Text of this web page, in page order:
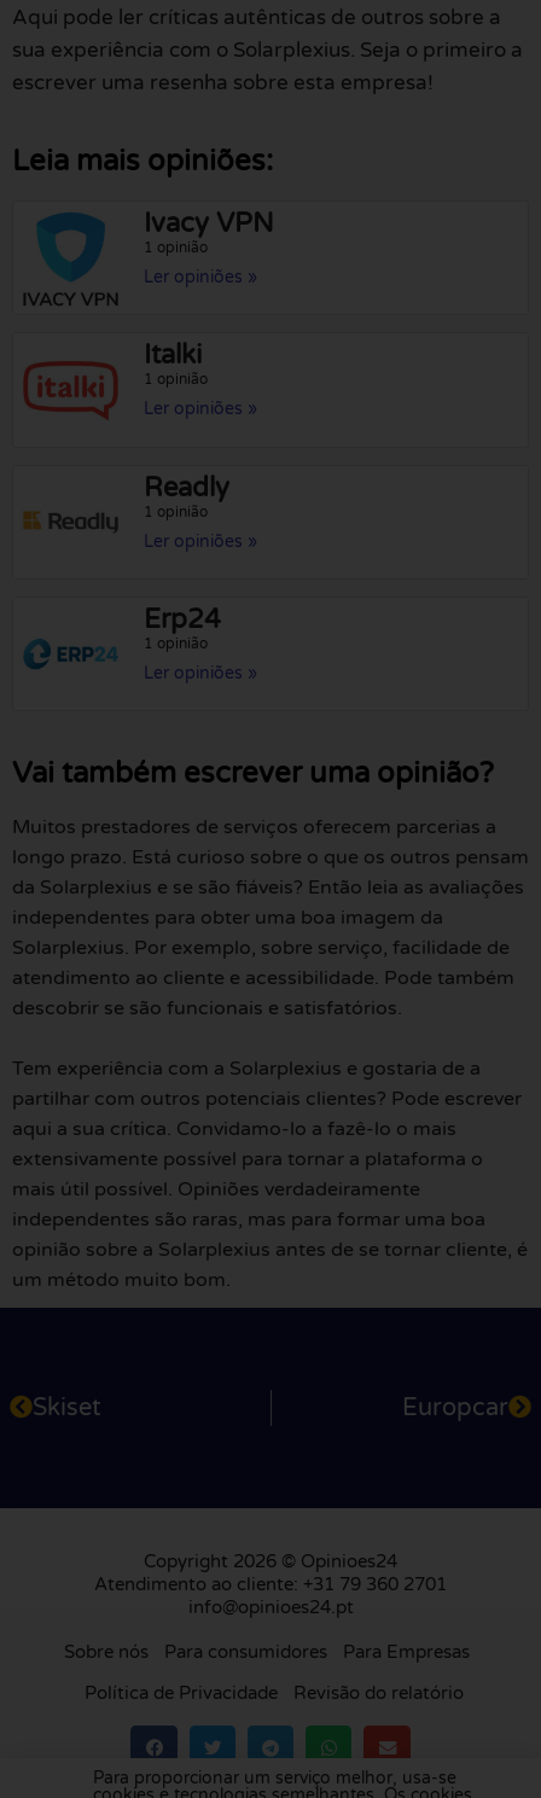
Aqui pode ler críticas autênticas de outros sobre a
sua experiência com o Solarplexius. Seja o primeiro a
escrever uma resenha sobre esta empresa!
Leia mais opiniões:
Ivacy VPN
1 opinião
Ler opiniões »
Italki
1 opinião
Ler opiniões »
Readly
1 opinião
Ler opiniões »
Erp24
1 opinião
Ler opiniões »
Vai também escrever uma opinião?
Muitos prestadores de serviços oferecem parcerias a
longo prazo. Está curioso sobre o que os outros pensam
da Solarplexius e se são fiáveis? Então leia as avaliações
independentes para obter uma boa imagem da
Solarplexius. Por exemplo, sobre serviço, facilidade de
atendimento ao cliente e acessibilidade. Pode também
descobrir se são funcionais e satisfatórios.
Tem experiência com a Solarplexius e gostaria de a
partilhar com outros potenciais clientes? Pode escrever
aqui a sua crítica. Convidamo-lo a fazê-lo o mais
extensivamente possível para tornar a plataforma o
mais útil possível. Opiniões verdadeiramente
independentes são raras, mas para formar uma boa
opinião sobre a Solarplexius antes de se tornar cliente, é
um método muito bom.
Skiset Europcar
Copyright 2026 © Opinioes24
Atendimento ao cliente: +31 79 360 2701
info@opinioes24.pt
Sobre nós Para consumidores
Para Empresas
Política de Privacidade
Revisão do relatório
Para proporcionar um serviço melhor, usa-se